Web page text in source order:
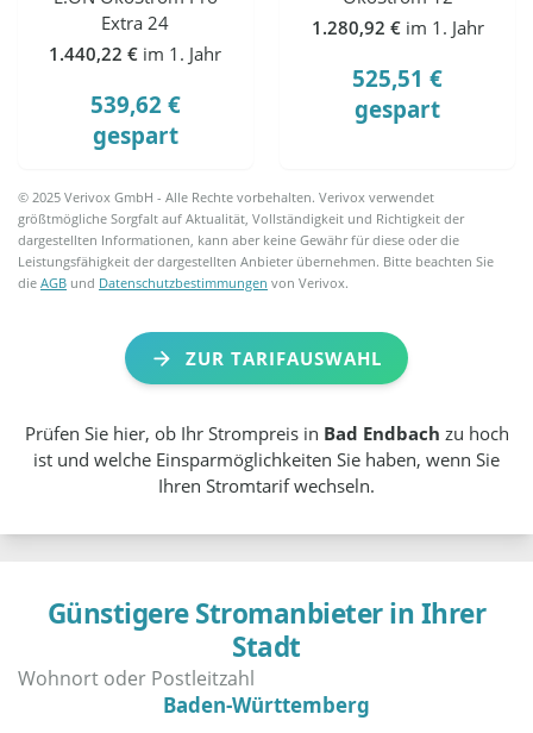
Extra 24
1.440,22 € im 1. Jahr
539,62 €
gespart
1.280,92 € im 1. Jahr
525,51 €
gespart
© 2025 Verivox GmbH - Alle Rechte vorbehalten. Verivox verwendet
größtmögliche Sorgfalt auf Aktualität, Vollständigkeit und Richtigkeit der
dargestellten Informationen, kann aber keine Gewähr für diese oder die
Leistungsfähigkeit der dargestellten Anbieter übernehmen. Bitte beachten Sie
dieAGB und Datenschutzbestimmungen von Verivox.
ZUR TARIFAUSWAHL
Prüfen Sie hier, ob Ihr Strompreis in Bad Endbach zu hoch
ist und welche Einsparmöglichkeiten Sie haben, wenn Sie
Ihren Stromtarif wechseln.
Günstigere Stromanbieter in Ihrer
Stadt
Baden-Württemberg